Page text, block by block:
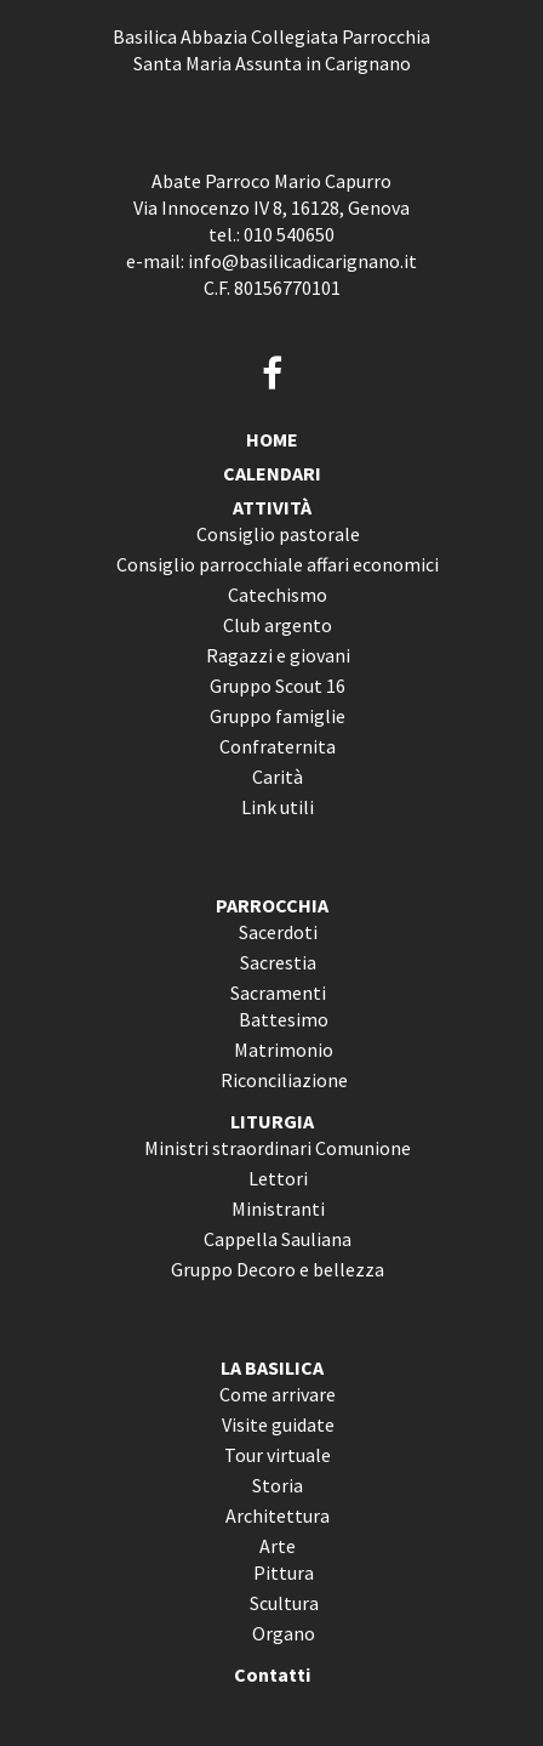
Basilica Abbazia Collegiata Parrocchia
Santa Maria Assunta in Carignano
Abate Parroco Mario Capurro
Via Innocenzo IV 8, 16128, Genova
tel.: 010 540650
e-mail: info@basilicadicarignano.it
C.F. 80156770101
HOME
CALENDARI
ATTIVITÀ
Consiglio pastorale
Consiglio parrocchiale affari economici
Catechismo
Club argento
Ragazzi e giovani
Gruppo Scout 16
Gruppo famiglie
Confraternita
Carità
Link utili
PARROCCHIA
Sacerdoti
Sacrestia
Sacramenti
Battesimo
Matrimonio
Riconciliazione
LITURGIA
Ministri straordinari Comunione
Lettori
Ministranti
Cappella Sauliana
Gruppo Decoro e bellezza
LA BASILICA
Come arrivare
Visite guidate
Tour virtuale
Storia
Architettura
Arte
Pittura
Scultura
Organo
Contatti